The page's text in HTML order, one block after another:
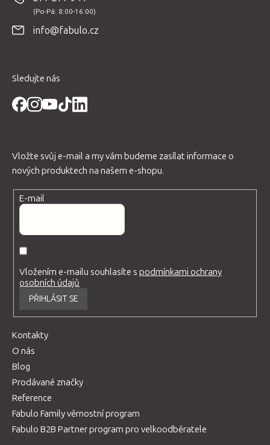
info@fabulo.cz
Sledujte nás
Vložte svůj e-mail a my vám budeme zasílat informace o
nových produktech na našem e-shopu.
E-mail
Vložením e-mailu souhlasíte spodmínkami ochrany
osobních údajů
PŘIHLÁSIT SE
Kontakty
O nás
Blog
Prodávané značky
Reference
Fabulo Family věrnostní program
Fabulo B2B Partner program pro velkoodběratele